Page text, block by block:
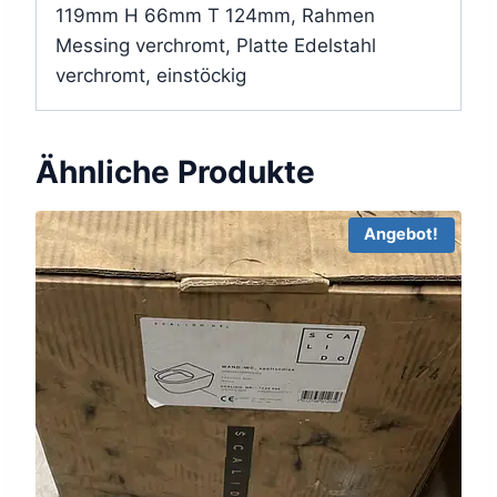
119mm H 66mm T 124mm, Rahmen
Messing verchromt, Platte Edelstahl
verchromt, einstöckig
Ähnliche Produkte
Angebot!